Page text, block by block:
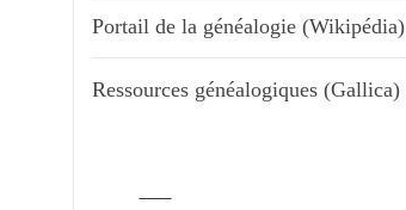
Portail de la généalogie (Wikipédia)
Ressources généalogiques (Gallica)